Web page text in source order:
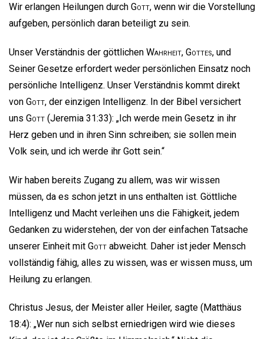
Wir erlangen Heilungen durch Gott, wenn wir die Vorstellung
aufgeben, persönlich daran beteiligt zu sein.
Unser Verständnis der göttlichen Wahrheit, Gottes, und
Seiner Gesetze erfordert weder persönlichen Einsatz noch
persönliche Intelligenz. Unser Verständnis kommt direkt
von Gott, der einzigen Intelligenz. In der Bibel versichert
uns Gott (Jeremia 31:33): „Ich werde mein Gesetz in ihr
Herz geben und in ihren Sinn schreiben; sie sollen mein
Volk sein, und ich werde ihr Gott sein.“
Wir haben bereits Zugang zu allem, was wir wissen
müssen, da es schon jetzt in uns enthalten ist. Göttliche
Intelligenz und Macht verleihen uns die Fähigkeit, jedem
Gedanken zu widerstehen, der von der einfachen Tatsache
unserer Einheit mit Gott abweicht. Daher ist jeder Mensch
vollständig fähig, alles zu wissen, was er wissen muss, um
Heilung zu erlangen.
Christus Jesus, der Meister aller Heiler, sagte (Matthäus
18:4): „Wer nun sich selbst erniedrigen wird wie dieses